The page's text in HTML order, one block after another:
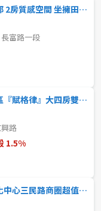
新竹好屋推薦 長富御都 2房質感空間 坐擁田園綠海
富路一段
新竹好屋推薦 司法特區『賦格律』大四房雙車位
路
1.5%
新竹好屋推薦 竹北文化中心三民路商圈超值美透天